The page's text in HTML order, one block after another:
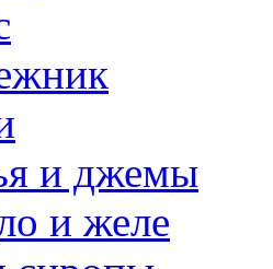
и джемы
и желе